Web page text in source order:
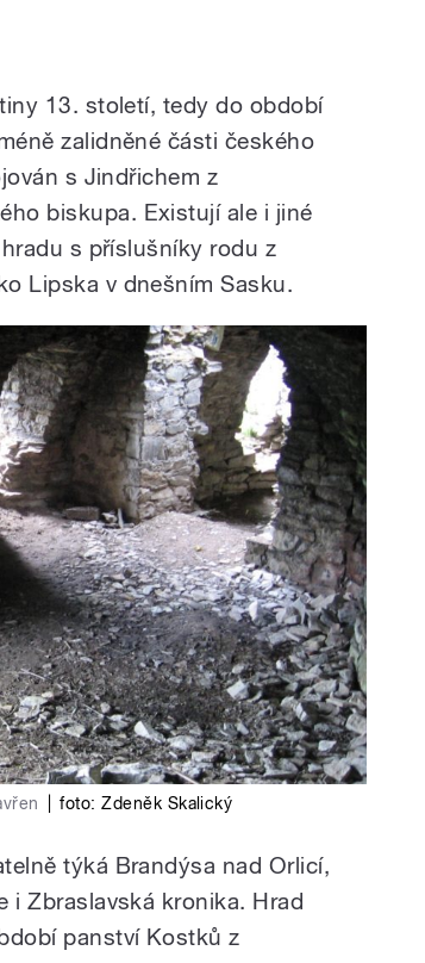
13. století, tedy do období
zalidněné části českého
s Jindřichem z
biskupa. Existují ale i jiné
s příslušníky rodu z
Lipska v dnešním Sasku.
foto:Zdeněk Skalický
týká Brandýsa nad Orlicí,
i Zbraslavská kronika. Hrad
panství Kostků z